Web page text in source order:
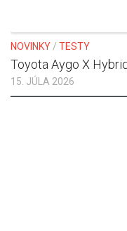
NOVINKY / TESTY
Toyota Aygo X
15. JÚLA 2026